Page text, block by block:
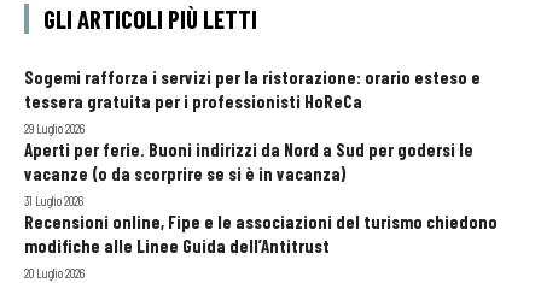
GLI ARTICOLI PIÙ LETTI
Sogemi rafforza i servizi per la ristorazione: orario esteso e
tessera gratuita per i professionisti HoReCa
29 Luglio 2026
Aperti per ferie. Buoni indirizzi da Nord a Sud per godersi le
vacanze (o da scorprire se si è in vacanza)
31 Luglio 2026
Recensioni online, Fipe e le associazioni del turismo chiedono
modifiche alle Linee Guida dell’Antitrust
20 Luglio 2026